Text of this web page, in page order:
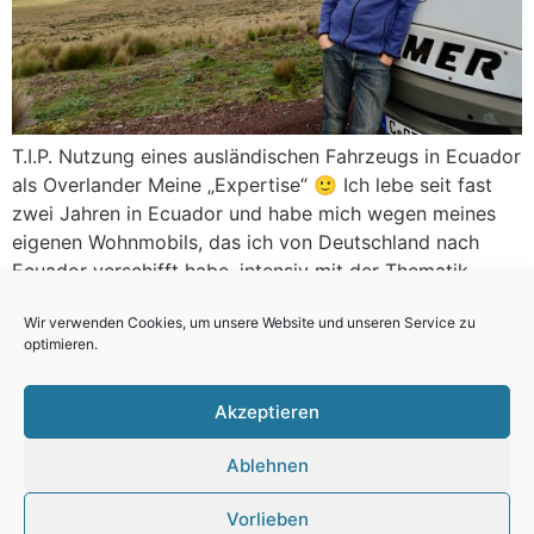
Wir verwenden Cookies, um unsere Website und unseren Service zu
optimieren.
Akzeptieren
Ablehnen
Vorlieben
T.I.P. Nutzung eines ausländischen Fahrzeugs in Ecuador
als Overlander Meine „Expertise“ 🙂 Ich lebe seit fast
zwei Jahren in Ecuador und habe mich wegen meines
eigenen Wohnmobils, das ich von Deutschland nach
Ecuador verschifft habe, intensiv mit der Thematik
Fahrzeuges in Ecuador habe ich 4 Monate vor Ort, […]
Cookie policy (EU)
Mein Reiseblog